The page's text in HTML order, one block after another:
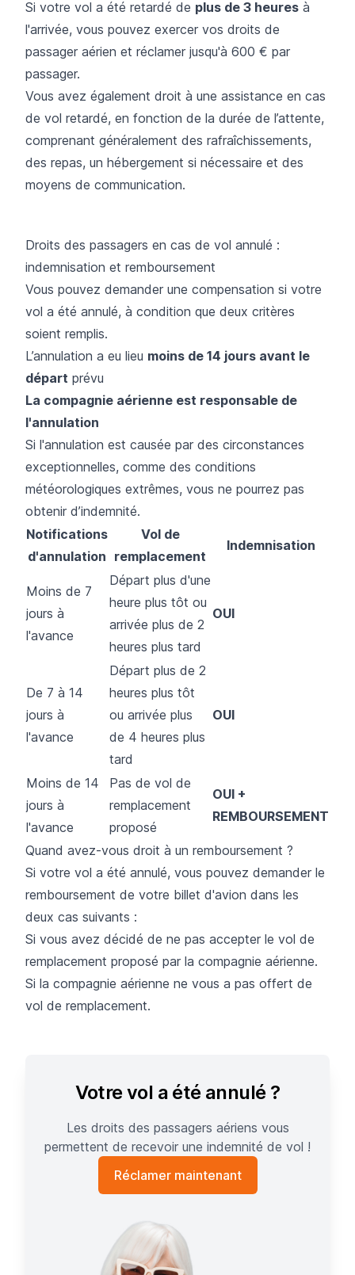
Si votre vol a été retardé de plus de 3 heures à
l'arrivée, vous pouvez exercer vos droits de
passager aérien et réclamer jusqu'à 600 € par
passager.
Vous avez également droit à une assistance en cas
de vol retardé, en fonction de la durée de l’attente,
comprenant généralement des rafraîchissements,
des repas, un hébergement si nécessaire et des
moyens de communication.
Droits des passagers en cas de vol annulé :
indemnisation et remboursement
Vous pouvez demander une compensation si votre
vol a été annulé, à condition que deux critères
soient remplis.
L’annulation a eu lieu moins de 14 jours avant le
départ prévu
La compagnie aérienne est responsable de
l'annulation
Si l'annulation est causée par des circonstances
exceptionnelles, comme des conditions
météorologiques extrêmes, vous ne pourrez pas
obtenir d’indemnité.
Notifications
d'annulation
Vol de
remplacement
Indemnisation
Moins de 7
jours à
l'avance
Départ plus d'une
heure plus tôt ou
arrivée plus de 2
heures plus tard
OUI
De 7 à 14
jours à
l'avance
Départ plus de 2
heures plus tôt
ou arrivée plus
de 4 heures plus
tard
OUI
Moins de 14
jours à
l'avance
Pas de vol de
remplacement
proposé
OUI +
REMBOURSEMENT
Quand avez-vous droit à un remboursement ?
Si votre vol a été annulé, vous pouvez demander le
remboursement de votre billet d'avion dans les
deux cas suivants :
Si vous avez décidé de ne pas accepter le vol de
remplacement proposé par la compagnie aérienne.
Si la compagnie aérienne ne vous a pas offert de
vol de remplacement.
Votre vol a été annulé ?
Les droits des passagers aériens vous
permettent de recevoir une indemnité de vol !
Réclamer maintenant